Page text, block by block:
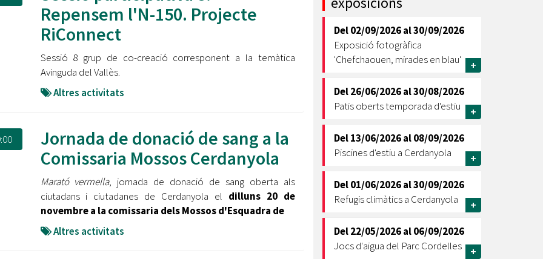
Ètica i Integritat
Retiment de Comptes
Dades Obertes
Catàleg de Serveis i Tràmits
Oberta la convocatòria d'Ajuts per a l'autoocupació
jove 2026
Barris per transformar les Fontetes, Quatre Cantons i
l'entorn de l'avinguda Catalunya
El FIT presenta el cartell de la seva 16a edició i dona el
L’Ajuntament reparteix ulleres gratuïtes per veure
l'eclipsi solar
Equipaments
Mercats Municipals
Webs Municipals
Repensem l'N-150. Projecte
RiConnect
Sessió 8 grup de co-creació corresponent a la temàtica
Avinguda del Vallès.
Altres activitats
Jornada de donació de sang a la
Comissaria Mossos Cerdanyola
Marató vermella, jornada de donació de sang oberta als
ciutadans i ciutadanes de Cerdanyola el dilluns 20 de
novembre a la comissaria dels Mossos d'Esquadra de
Altres activitats
Del02/09/2026al30/09/2026
Exposició fotogràfica
'Chefchaouen, mirades en blau'
+
Del26/06/2026al30/08/2026
Patis oberts temporada d'estiu
+
Del13/06/2026al08/09/2026
Piscines d'estiu a Cerdanyola
+
Del01/06/2026al30/09/2026
Refugis climàtics a Cerdanyola
+
Del22/05/2026al06/09/2026
Jocs d'aigua del Parc Cordelles
+